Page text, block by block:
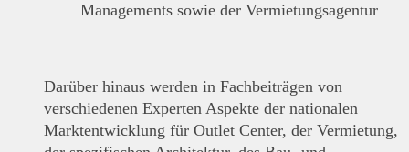
Managements sowie der Vermietungsagentur
Darüber hinaus werden in Fachbeiträgen von
verschiedenen Experten Aspekte der nationalen
Marktentwicklung für Outlet Center, der Vermietung,